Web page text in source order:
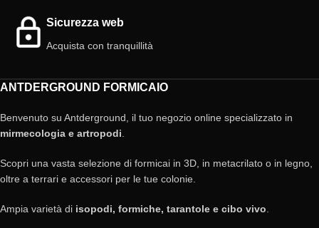
Sicurezza web
Acquista con tranquillità
ANTDERGROUND FORMICAIO
Benvenuto su Antderground, il tuo negozio online specializzato in
mirmecologia e artropodi.
Scopri una vasta selezione di formicai in 3D, in metacrilato o in legno,
oltre a terrari e accessori per le tue colonie.
Ampia varietà di isopodi, formiche, tarantole e cibo vivo.